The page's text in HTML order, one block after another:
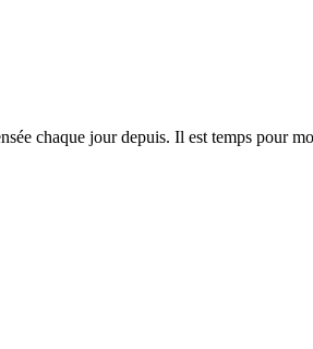
chaque jour depuis. Il est temps pour